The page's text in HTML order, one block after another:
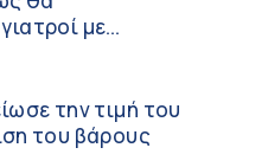
H θερμική
με
συστήματος
την τιμή του
του βάρους